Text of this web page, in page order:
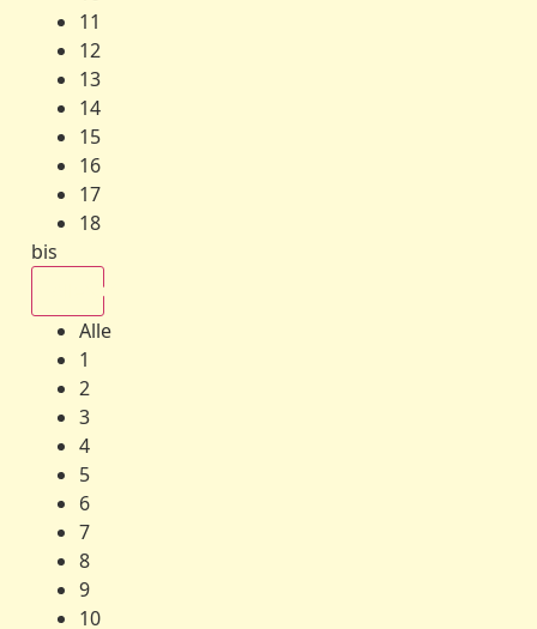
11
12
13
14
15
16
17
18
bis
Alle
1
2
3
4
5
6
7
8
9
10